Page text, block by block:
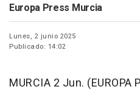
Europa Press Murcia
Lunes, 2 junio 2025
Publicado: 14:02
MURCIA 2 Jun. (EUROPA